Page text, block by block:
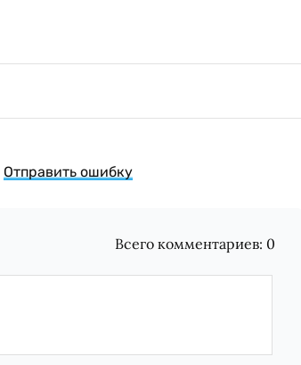
Отправить ошибку
Всего комментариев: 0